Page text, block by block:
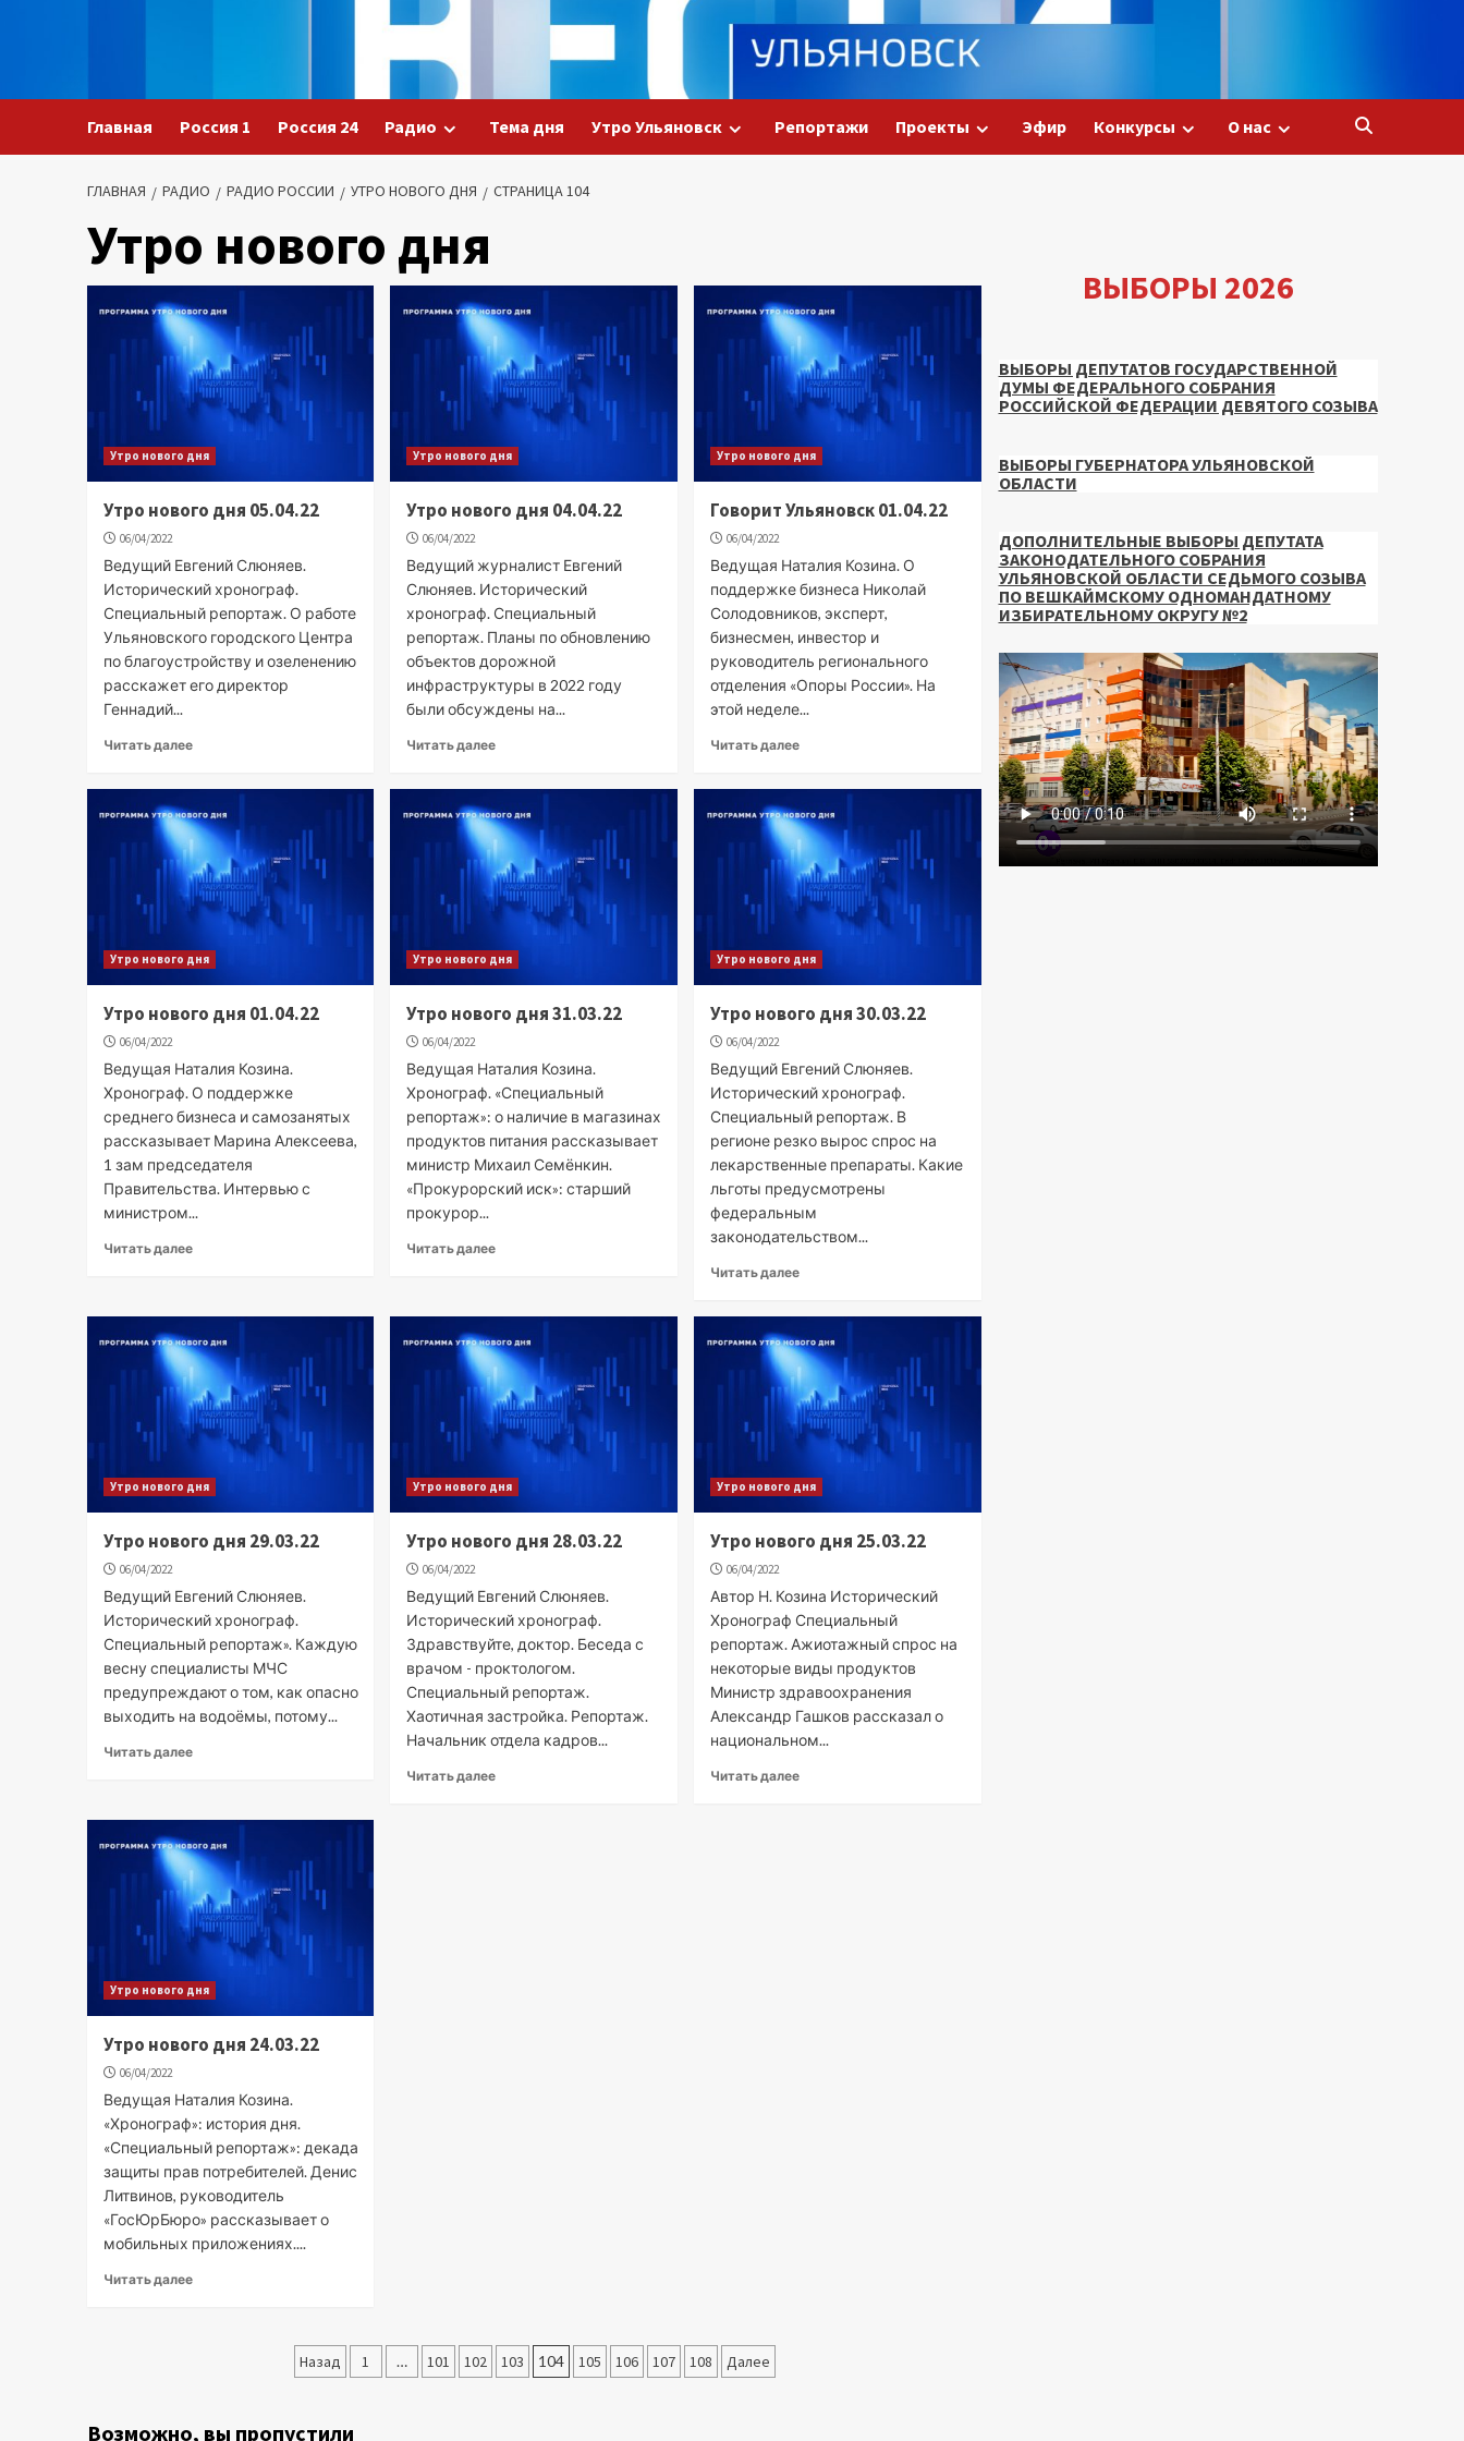
Главная Россия 1 Россия 24 Радио Тема дня Утро Ульяновск Репортажи Проекты Эфир Конкурсы О нас
ГЛАВНАЯ РАДИО РАДИО РОССИИ УТРО НОВОГО ДНЯ СТРАНИЦА 104
Утро нового дня
Утро нового дня
Утро нового дня 05.04.22
06/04/2022
Ведущий Евгений Слюняев.
Исторический хронограф.
Специальный репортаж. О работе
Ульяновского городского Центра
по благоустройству и озеленению
расскажет его директор
Геннадий...
Читать далее
Утро нового дня
Утро нового дня 04.04.22
06/04/2022
Ведущий журналист Евгений
Слюняев. Исторический
хронограф. Специальный
репортаж. Планы по обновлению
объектов дорожной
инфраструктуры в 2022 году
были обсуждены на...
Читать далее
Утро нового дня
Говорит Ульяновск 01.04.22
06/04/2022
Ведущая Наталия Козина. О
поддержке бизнеса Николай
Солодовников, эксперт,
бизнесмен, инвестор и
руководитель регионального
отделения «Опоры России». На
этой неделе...
Читать далее
Утро нового дня
Утро нового дня 01.04.22
06/04/2022
Ведущая Наталия Козина.
Хронограф. О поддержке
среднего бизнеса и самозанятых
рассказывает Марина Алексеева,
1 зам председателя
Правительства. Интервью с
министром...
Читать далее
Утро нового дня
Утро нового дня 31.03.22
06/04/2022
Ведущая Наталия Козина.
Хронограф. «Специальный
репортаж»: о наличие в магазинах
продуктов питания рассказывает
министр Михаил Семёнкин.
«Прокурорский иск»: старший
прокурор...
Читать далее
Утро нового дня
Утро нового дня 30.03.22
06/04/2022
Ведущий Евгений Слюняев.
Исторический хронограф.
Специальный репортаж. В
регионе резко вырос спрос на
лекарственные препараты. Какие
льготы предусмотрены
федеральным
законодательством...
Читать далее
Утро нового дня
Утро нового дня 29.03.22
06/04/2022
Ведущий Евгений Слюняев.
Исторический хронограф.
Специальный репортаж». Каждую
весну специалисты МЧС
предупреждают о том, как опасно
выходить на водоёмы, потому...
Читать далее
Утро нового дня
Утро нового дня 28.03.22
06/04/2022
Ведущий Евгений Слюняев.
Исторический хронограф.
Здравствуйте, доктор. Беседа с
врачом - проктологом.
Специальный репортаж.
Хаотичная застройка. Репортаж.
Начальник отдела кадров...
Читать далее
Утро нового дня
Утро нового дня 25.03.22
06/04/2022
Автор Н. Козина Исторический
Хронограф Специальный
репортаж. Ажиотажный спрос на
некоторые виды продуктов
Министр здравоохранения
Александр Гашков рассказал о
национальном...
Читать далее
Утро нового дня
Утро нового дня 24.03.22
06/04/2022
Ведущая Наталия Козина.
«Хронограф»: история дня.
«Специальный репортаж»: декада
защиты прав потребителей. Денис
Литвинов, руководитель
«ГосЮрБюро» рассказывает о
мобильных приложениях....
Читать далее
Пагинация
Назад 1 … 101 102 103 104 105 106 107 108 Далее
ВЫБОРЫ 2026
ВЫБОРЫ ДЕПУТАТОВ ГОСУДАРСТВЕННОЙ
ДУМЫ ФЕДЕРАЛЬНОГО СОБРАНИЯ
РОССИЙСКОЙ ФЕДЕРАЦИИ ДЕВЯТОГО СОЗЫВА
ВЫБОРЫ ГУБЕРНАТОРА УЛЬЯНОВСКОЙ
ОБЛАСТИ
ДОПОЛНИТЕЛЬНЫЕ ВЫБОРЫ ДЕПУТАТА
ЗАКОНОДАТЕЛЬНОГО СОБРАНИЯ
УЛЬЯНОВСКОЙ ОБЛАСТИ СЕДЬМОГО СОЗЫВА
ПО ВЕШКАЙМСКОМУ ОДНОМАНДАТНОМУ
ИЗБИРАТЕЛЬНОМУ ОКРУГУ №2
Возможно, вы пропустили